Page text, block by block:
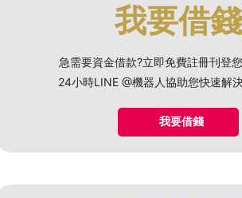
我要借錢
急需要資金借款?立即免費註冊刊登
24小時LINE @機器人協助您快速解
我要借錢